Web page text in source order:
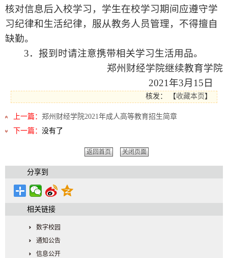
核对信息后入校学习，学生在校学习期间应遵守学
习纪律和生活纪律，服从教务人员管理，不得擅自
缺勤。
3．报到时请注意携带相关学习生活用品。
郑州财经学院继续教育学院
2021 年3月 15日
核发： 【收藏本页 】
上一篇： 郑州财经学院2021年成人高等教育招生简章
下一篇： 没有了
返回首页 关闭页面
分享到
相关链接
数字校园
通知公告
信息公开